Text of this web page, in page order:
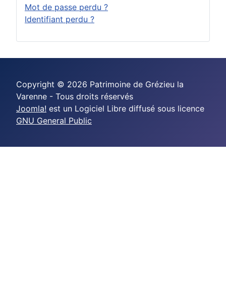
Mot de passe perdu ?
Identifiant perdu ?
Copyright © 2026 Patrimoine de Grézieu la
Varenne - Tous droits réservés
Joomla! est un Logiciel Libre diffusé sous licence
GNU General Public